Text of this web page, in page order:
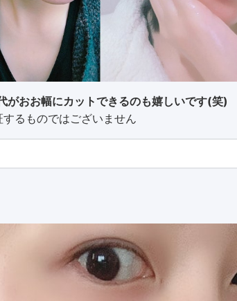
がおお幅にカットできるのも嬉しいです(笑)
るものではございません